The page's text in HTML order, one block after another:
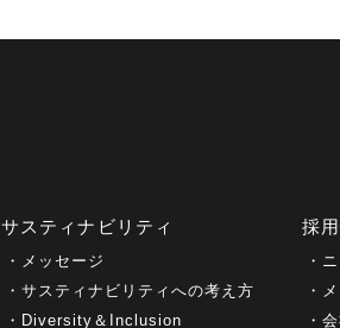
サスティナビリティ
メッセージ
サスティナビリティへの考え方
Diversity＆Inclusion
採